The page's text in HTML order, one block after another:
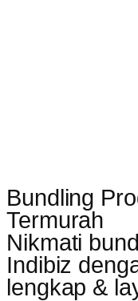
Bundling
Termurah
Nikmati
Indibiz
lengkap &